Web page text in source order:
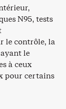
N95, tests
le contrôle, la
le
à ceux
pour certains